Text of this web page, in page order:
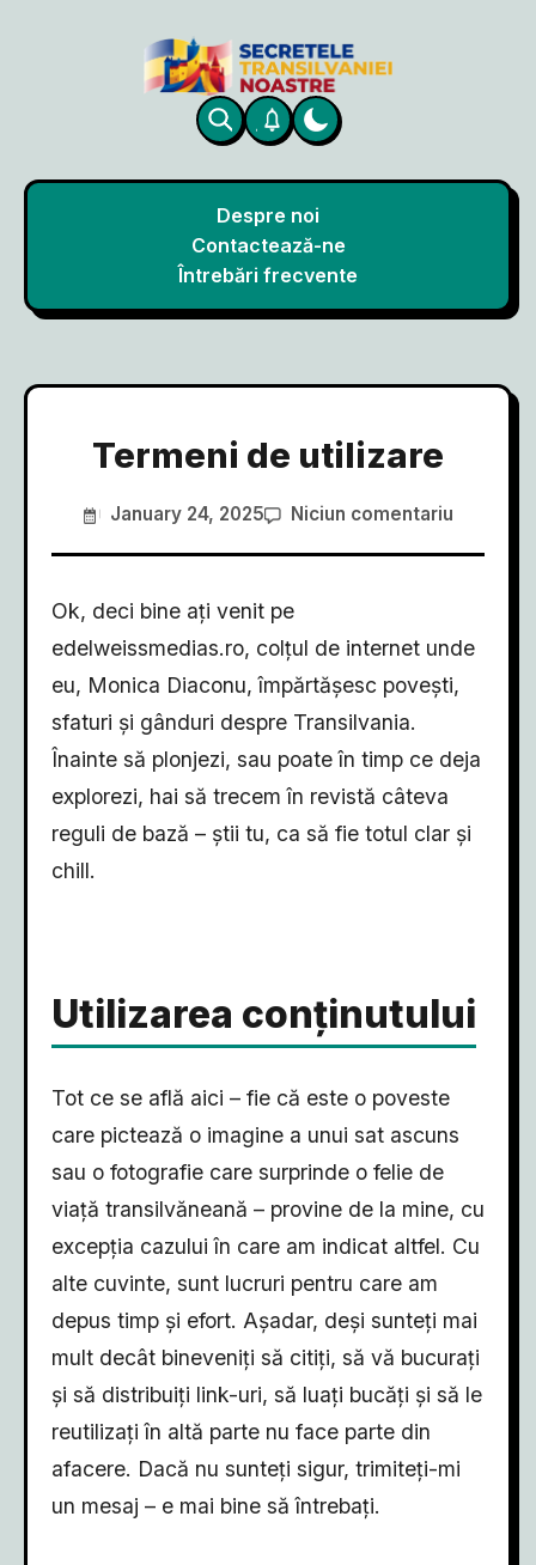
Despre noi
Contactează-ne
Întrebări frecvente
Termeni de utilizare
January 24, 2025 Niciun comentariu
Ok, deci bine ați venit pe
edelweissmedias.ro, colțul de internet unde
eu, Monica Diaconu, împărtășesc povești,
sfaturi și gânduri despre Transilvania.
Înainte să plonjezi, sau poate în timp ce deja
explorezi, hai să trecem în revistă câteva
reguli de bază – știi tu, ca să fie totul clar și
chill.
Utilizarea conținutului
Tot ce se află aici – fie că este o poveste
care pictează o imagine a unui sat ascuns
sau o fotografie care surprinde o felie de
viață transilvăneană – provine de la mine, cu
excepția cazului în care am indicat altfel. Cu
alte cuvinte, sunt lucruri pentru care am
depus timp și efort. Așadar, deși sunteți mai
mult decât bineveniți să citiți, să vă bucurați
și să distribuiți link-uri, să luați bucăți și să le
reutilizați în altă parte nu face parte din
afacere. Dacă nu sunteți sigur, trimiteți-mi
un mesaj – e mai bine să întrebați.